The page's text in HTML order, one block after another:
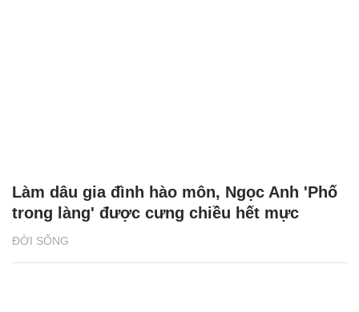
ĐỜI SỐNG
Làm dâu gia đình hào môn, Ngọc Anh 'Phố
trong làng' được cưng chiều hết mực